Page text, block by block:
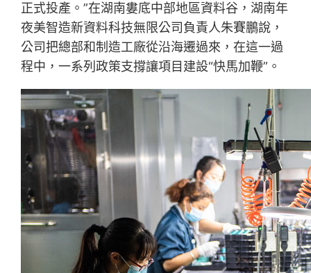
正式投產。”在湖南婁底中部地區資料谷，湖南年
夜美智造新資料科技無限公司負責人朱賽鵬說，
公司把總部和制造工廠從沿海遷過來，在這一過
程中，一系列政策支撐讓項目建設“快馬加鞭”。